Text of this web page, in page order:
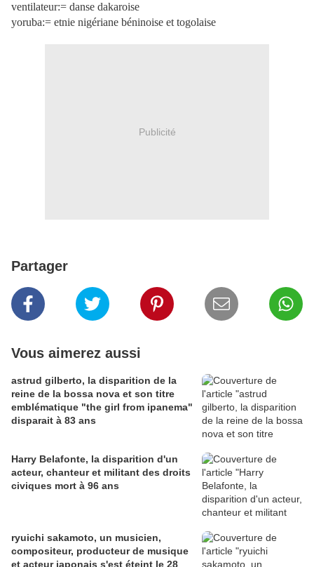
ventilateur:= danse dakaroise
yoruba:= etnie nigériane béninoise et togolaise
Publicité
Partager
Vous aimerez aussi
astrud gilberto, la disparition de la
reine de la bossa nova et son titre
emblématique "the girl from ipanema"
disparait à 83 ans
Harry Belafonte, la disparition d'un
acteur, chanteur et militant des droits
civiques mort à 96 ans
ryuichi sakamoto, un musicien,
compositeur, producteur de musique
et acteur japonais s'est éteint le 28